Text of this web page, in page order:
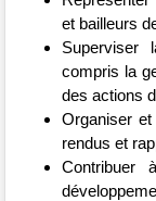
et bailleurs
Superviser
compris la
des actions
Organiser
rendus et
Contribuer